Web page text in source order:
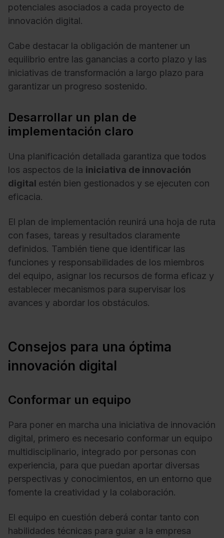
potenciales asociados a cada proyecto de
innovación digital.
Cabe destacar la obligación de mantener un
equilibrio entre las ganancias a corto plazo y las
iniciativas de transformación a largo plazo para
garantizar un progreso sostenido.
Desarrollar un plan de
implementación claro
Una planificación detallada garantiza que todos
los aspectos de la iniciativa de innovación
digital estén bien gestionados y se ejecuten con
eficacia.
El plan de implementación reunirá una hoja de ruta
con fases, tareas y resultados claramente
definidos. También tiene que identificar las
funciones y responsabilidades de los miembros
del equipo, asignar los recursos de forma eficaz y
establecer mecanismos para supervisar los
avances y abordar los obstáculos.
Consejos para una óptima
innovación digital
Conformar un equipo
Para poner en marcha una iniciativa de innovación
digital, primero es necesario conformar un equipo
multidisciplinario, integrado por personas con
experiencia, para que puedan aportar diversas
perspectivas y conocimientos, en un entorno que
fomente la creatividad y la colaboración.
El equipo en cuestión deberá contar tanto con
habilidades técnicas para guiar a la empresa